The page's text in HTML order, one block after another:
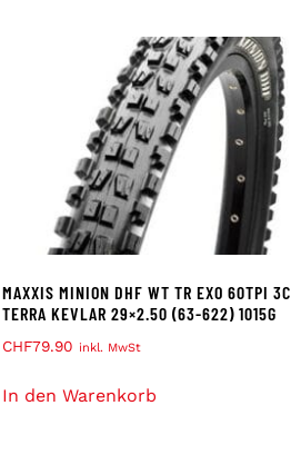
MAXXIS MINION DHF WT TR EXO 60TPI 3C
TERRA KEVLAR 29×2.50 (63-622) 1015G
CHF79.90 inkl. MwSt
In den Warenkorb